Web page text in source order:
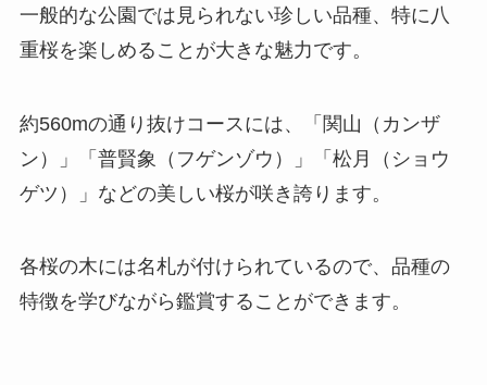
一般的な公園では見られない珍しい品種、特に八
重桜を楽しめることが大きな魅力です。
約560mの通り抜けコースには、「関山（カンザ
ン）」「普賢象（フゲンゾウ）」「松月（ショウ
ゲツ）」などの美しい桜が咲き誇ります。
各桜の木には名札が付けられているので、品種の
特徴を学びながら鑑賞することができます。